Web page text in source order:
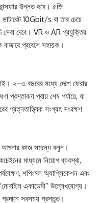
উন্নত হবে। ৫জি
10Gbit/s বা তার চেয়ে
সেবা দেবে। VR ও AR প্রযুক্তির
প্রবেশে সহায়ক।
২–৩ বছরের মধ্যে দেশে ফেরার
প্রস্তাবনা প্রায় শেষ পর্যায়ে, যা
প্রত্নতাত্ত্বিক সংগ্রহ সংরক্ষণ
আপনার কাজ সমন্ধে বলুন।
মাধ্যমে নিয়োগ ব্যবস্থা,
শপিংমল অ্যাপ্লিকেশন এবং
একাডেমী” উল্লেখযোগ্য।
প্রদানে সবসময় প্রস্তুত।